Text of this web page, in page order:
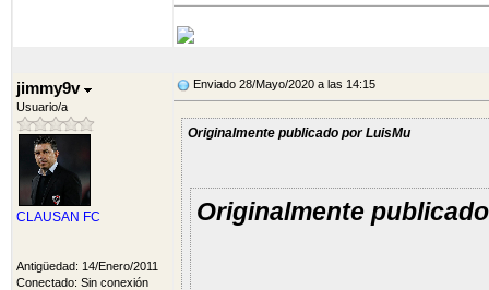
jimmy9v
Usuario/a
CLAUSAN FC
Antigüedad: 14/Enero/2011
Conectado: Sin conexión
Enviado 28/Mayo/2020 a las 14:15
Originalmente publicado por LuisMu
Originalmente